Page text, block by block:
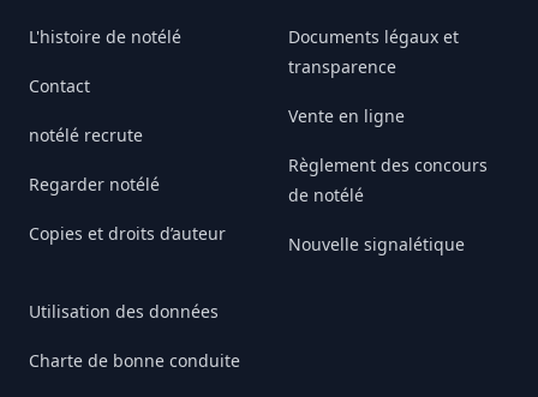
L'histoire de notélé
Contact
notélé recrute
Regarder notélé
Copies et droits d’auteur
Utilisation des données
Charte de bonne conduite
Documents légaux et
transparence
Vente en ligne
Règlement des concours
de notélé
Nouvelle signalétique